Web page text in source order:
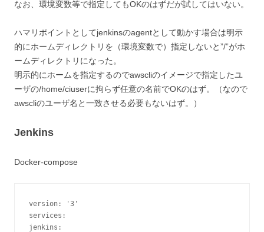
なお、環境変数等で指定してもOKのはずだが試してはいない。
ハマリポイントとしてjenkinsのagentとして動かす場合は明示
的にホームディレクトリを（環境変数で）指定しないと”/”がホ
ームディレクトリになった。
明示的にホームを指定するのでawscliのイメージで指定したユ
ーザの/home/ciuserに拘らず任意の名前でOKのはず。（なので
awscliのユーザ名と一致させる必要もないはず。）
Jenkins
Docker-compose
version: '3'
services:
jenkins: